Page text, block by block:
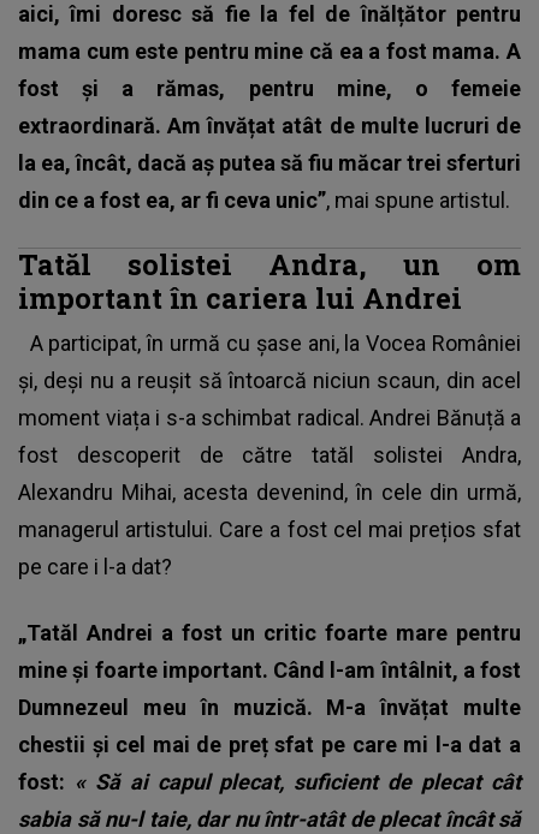
aici, îmi doresc să fie la fel de înălțător pentru
mama cum este pentru mine că ea a fost mama. A
fost și a rămas, pentru mine, o femeie
extraordinară. Am învățat atât de multe lucruri de
la ea, încât, dacă aș putea să fiu măcar trei sferturi
din ce a fost ea, ar fi ceva unic”, mai spune artistul.
Tatăl solistei Andra, un om
important în cariera lui Andrei
A participat, în urmă cu șase ani, la Vocea României
și, deși nu a reușit să întoarcă niciun scaun, din acel
moment viața i s-a schimbat radical. Andrei Bănuță a
fost descoperit de către tatăl solistei Andra,
Alexandru Mihai, acesta devenind, în cele din urmă,
managerul artistului. Care a fost cel mai prețios sfat
pe care i l-a dat?
„Tatăl Andrei a fost un critic foarte mare pentru
mine și foarte important. Când l-am întâlnit, a fost
Dumnezeul meu în muzică. M-a învățat multe
chestii și cel mai de preț sfat pe care mi l-a dat a
fost: « Să ai capul plecat, suficient de plecat cât
sabia să nu-l taie, dar nu într-atât de plecat încât să